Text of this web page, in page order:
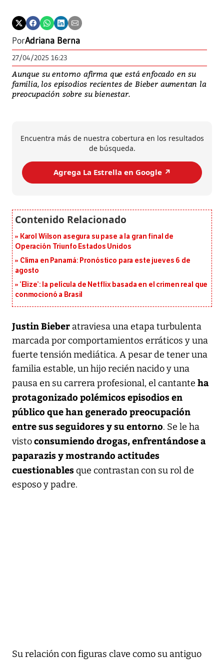
PorAdriana Berna
27/04/2025 16:23
Aunque su entorno afirma que está enfocado en su
familia, los episodios recientes de Bieber aumentan la
preocupación sobre su bienestar.
Encuentra más de nuestra cobertura en los resultados
de búsqueda.
Agrega La Estrella en Google ↗️
Karol Wilson asegura su pase a la gran final de
Operación Triunfo Estados Unidos
Clima en Panamá: Pronóstico para este jueves 6 de
agosto
‘Elize’: la película de Netflix basada en el crimen real que
conmocionó a Brasil
Justin Bieber atraviesa una etapa turbulenta
marcada por comportamientos erráticos y una
fuerte tensión mediática. A pesar de tener una
familia estable, un hijo recién nacido y una
pausa en su carrera profesional, el cantante ha
protagonizado polémicos episodios en
público que han generado preocupación
entre sus seguidores y su entorno. Se le ha
vistoconsumiendo drogas, enfrentándose a
paparazis y mostrando actitudes
cuestionablesque contrastan con su rol de
esposo y padre.
Su relación con figuras clave como su antiguo